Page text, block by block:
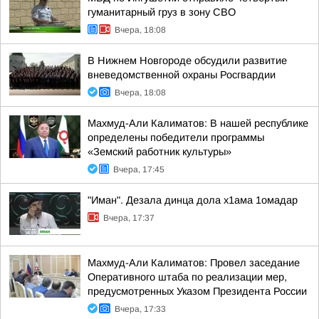
гуманитарный груз в зону СВО
Вчера, 18:08
В Нижнем Новгороде обсудили развитие
вневедомственной охраны Росгвардии
Вчера, 18:08
Махмуд-Али Калиматов: В нашей республике
определены победители программы
«Земский работник культуры»
Вчера, 17:45
"Иман". Дезала динца дола х1ама 1омадар
Вчера, 17:37
Махмуд-Али Калиматов: Провел заседание
Оперативного штаба по реализации мер,
предусмотренных Указом Президента России
Вчера, 17:33